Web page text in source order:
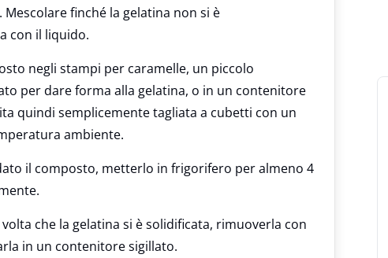
finché la gelatina non si è
con il liquido.
negli stampi per caramelle, un piccolo
per dare forma alla gelatina, o in un contenitore
quindi semplicemente tagliata a cubetti con un
ambiente.
il composto, metterlo in frigorifero per almeno 4
che la gelatina si è solidificata, rimuoverla con
in un contenitore sigillato.